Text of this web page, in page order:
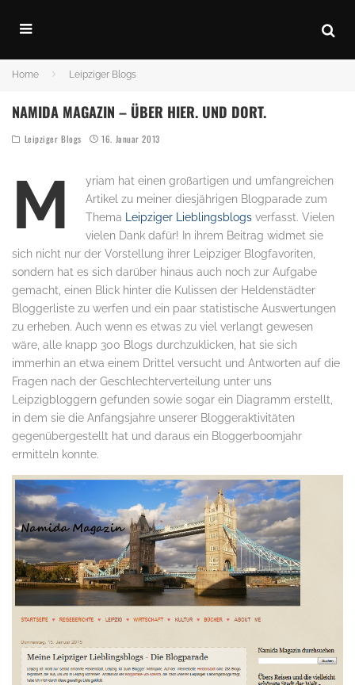
Home Leipziger Blogs
NAMIDA MAGAZIN – ÜBER HIER. UND DORT.
Leipziger Blogs 16. Januar 2013
M
yriam hat einen großartigen und umfangreichen
Artikel zu meiner diesjährigen Blogparade zum
Thema
Leipziger Lieblingsblogs verfasst. Vielen
vielen Dank dafür! In ihrem Beitrag widmet sie
sich nicht nur der Vorstellung ihrer Leipziger Blogfavoriten,
sondern hat es sich darüber hinaus auch noch zur Aufgabe
gemacht, einen Blick hinter die Kulissen der Heldenstädter
Bloggerliste zu werfen und ein paar statistische Auswertungen
zu erheben. Auch wenn es etwas zu viel verlangt gewesen
wäre, alle knapp 300 Blogs durchzuklicken, hat sie sich
immerhin an etwa einem Drittel versucht und Antworten auf die
Fragen nach der Geschlechterverteilung unter uns
Leipzigbloggern gefunden sowie sogar ein Diagramm erstellt,
in dem sie die Anfangsjahre unserer Bloggeraktivitäten
gegenübergestellt hat und daraus ein Bloggerboomjahr
ermitteln konnte.